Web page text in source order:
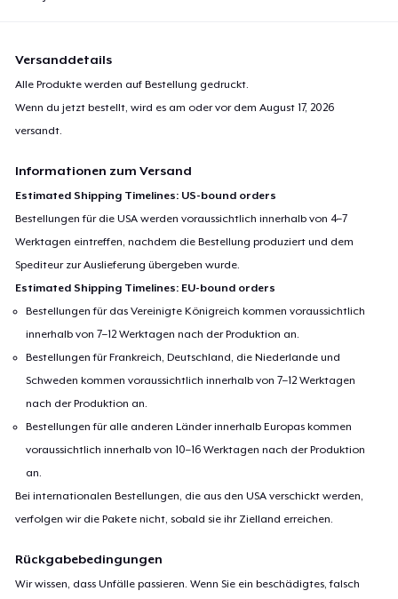
Versanddetails
Alle Produkte werden auf Bestellung gedruckt.
Wenn du jetzt bestellt, wird es am oder vor demAugust 17, 2026
versandt.
Informationen zum Versand
Estimated Shipping Timelines: US-bound orders
Bestellungen für die USA werden voraussichtlich innerhalb von 4–7
Werktagen eintreffen, nachdem die Bestellung produziert und dem
Spediteur zur Auslieferung übergeben wurde.
Estimated Shipping Timelines: EU-bound orders
Bestellungen für das Vereinigte Königreich kommen voraussichtlich
innerhalb von 7–12 Werktagen nach der Produktion an.
Bestellungen für Frankreich, Deutschland, die Niederlande und
Schweden kommen voraussichtlich innerhalb von 7–12 Werktagen
nach der Produktion an.
Bestellungen für alle anderen Länder innerhalb Europas kommen
voraussichtlich innerhalb von 10–16 Werktagen nach der Produktion
an.
Bei internationalen Bestellungen, die aus den USA verschickt werden,
verfolgen wir die Pakete nicht, sobald sie ihr Zielland erreichen.
Rückgabebedingungen
Wir wissen, dass Unfälle passieren. Wenn Sie ein beschädigtes, falsch